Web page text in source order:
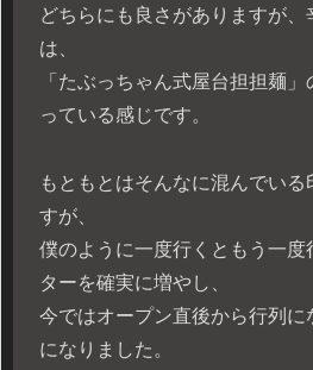
どちらにも良さがありますが、
は、
「たぶっちゃん式屋台担担麺
っている感じです。
もともとはそんなに混んでい
すが、
僕のように一度行くともう一度
ターを確実に増やし、
今ではオープン直後から行列に
になりました。